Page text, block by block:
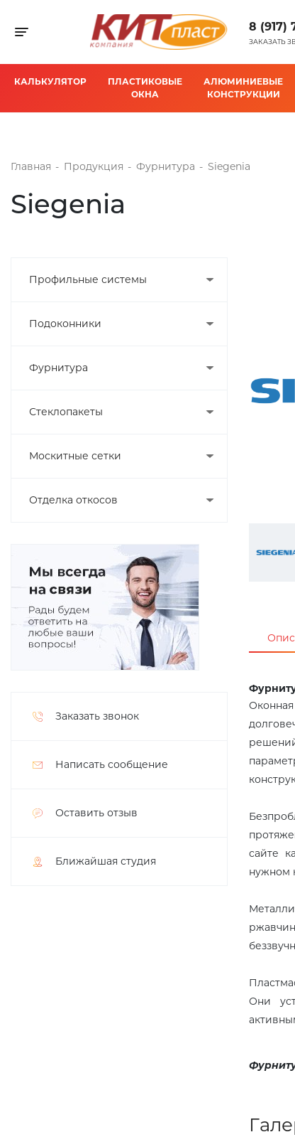
Toggle navigation
8 (917)
ЗАКАЗАТЬ
КАЛЬКУЛЯТОР
ПЛАСТИКОВЫЕ
ОКНА
АЛЮМИНИЕВЫЕ
КОНСТРУКЦИИ
Главная - Продукция - Фурнитура - Siegenia
Siegenia
Профильные системы
Подоконники
Фурнитура
Стеклопакеты
Москитные сетки
Отделка откосов
Заказать звонок
Написать сообщение
Оставить отзыв
Ближайшая студия
сайте
нужном
Они